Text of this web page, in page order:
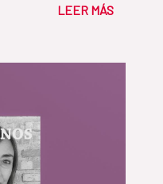
LEER MÁS